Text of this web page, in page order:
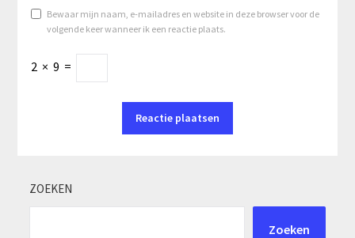
Bewaar mijn naam, e-mailadres en website in deze browser voor de
volgende keer wanneer ik een reactie plaats.
2 × 9 =
ZOEKEN
Zoeken